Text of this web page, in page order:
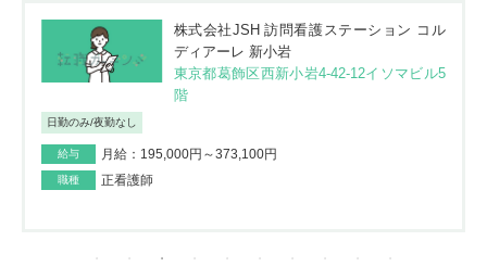
株式会社JSH 訪問看護ステーション コル
ディアーレ 新小岩
東京都葛飾区西新小岩4-42-12イソマビル5
階
日勤のみ/夜勤なし
給与 月給：195,000円～373,100円
職種 正看護師